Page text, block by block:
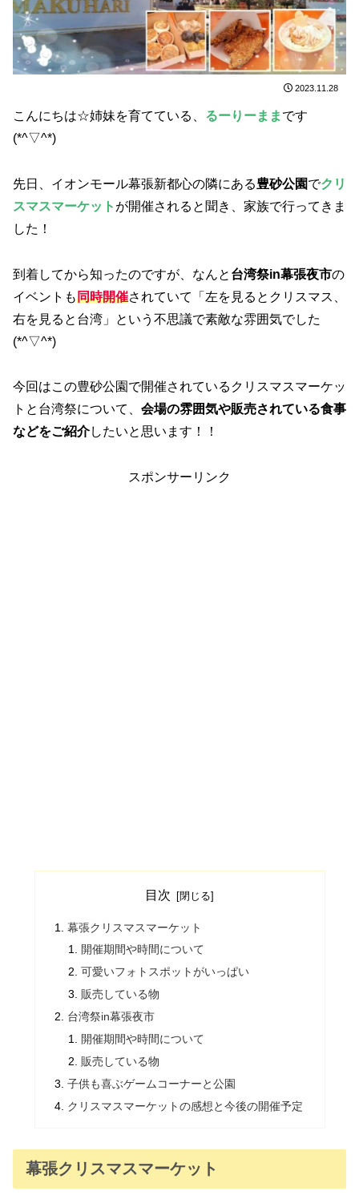
2023.11.28
こんにちは☆姉妹を育てている、 るーりーまま です
(*^▽^*)
先日、イオンモール幕張新都心の隣にある豊砂公園でクリ
スマスマーケット が開催されると聞き、家族で行ってきま
した！
到着してから知ったのですが、なんと 台湾祭in幕張夜市の
イベントも同時開催されていて「左を見るとクリスマス、
右を見ると台湾」という不思議で素敵な雰囲気でした
(*^▽^*)
今回はこの豊砂公園で開催されているクリスマスマーケッ
トと台湾祭について、 会場の雰囲気や販売されている食事
などをご紹介したいと思います！！
スポンサーリンク
目次
幕張クリスマスマーケット
開催期間や時間について
可愛いフォトスポットがいっぱい
販売している物
台湾祭in幕張夜市
開催期間や時間について
販売している物
子供も喜ぶゲームコーナーと公園
クリスマスマーケットの感想と今後の開催予定
幕張クリスマスマーケット